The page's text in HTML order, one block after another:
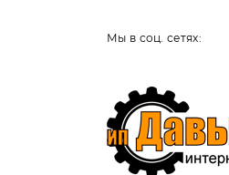
Мы в соц. сетях: